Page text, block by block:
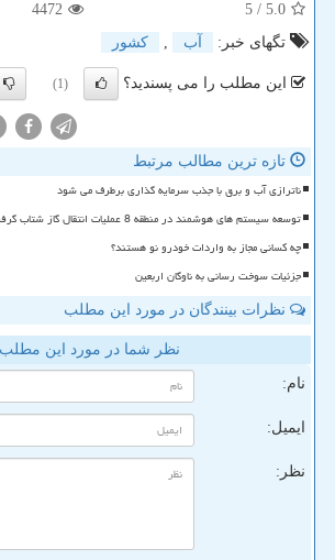
5.0
/ 5
4472
تگهای خبر:
آب , كشور
این مطلب را می پسندید؟ (1)
تازه ترین مطالب مرتبط
ناترازی آب و برق با جذب سرمایه گذاری برطرف می شود
توسعه سیستم های هوشمند در منطقه 8 عملیات انتقال گاز شتاب گرفت
چه کسانی مجاز به واردات خودرو نو هستند؟
جزئیات سوخت رسانی به ناوگان اربعین
نظرات بینندگان در مورد این مطلب
نظر شما در مورد این مطلب
نام:
ایمیل:
نظر: